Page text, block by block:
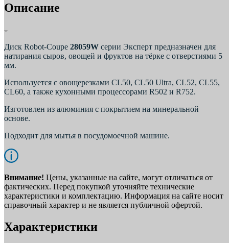
Описание
Диск Robot-Coupe 28059W серии Эксперт предназначен для
натирания сыров, овощей и фруктов на тёрке с отверстиями 5
мм.
Используется с овощерезками CL50, CL50 Ultra, CL52, CL55,
CL60, а также кухонными процессорами R502 и R752.
Изготовлен из алюминия с покрытием на минеральной
основе.
Подходит для мытья в посудомоечной машине.
Внимание! Цены, указанные на сайте, могут отличаться от
фактических. Перед покупкой уточняйте технические
характеристики и комплектацию. Информация на сайте носит
справочный характер и не является публичной офертой.
Характеристики